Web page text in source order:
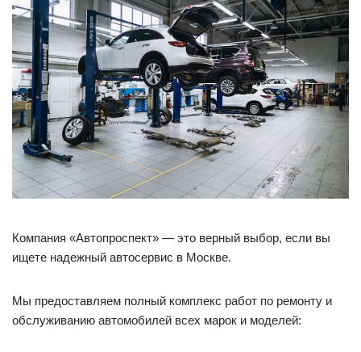
Компания «Автопроспект» — это верный выбор, если вы
ищете надежный автосервис в Москве.
Мы предоставляем полный комплекс работ по ремонту и
обслуживанию автомобилей всех марок и моделей: